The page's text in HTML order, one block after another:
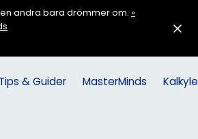
andra bara drömmer om. »
Tips & Guider MasterMinds